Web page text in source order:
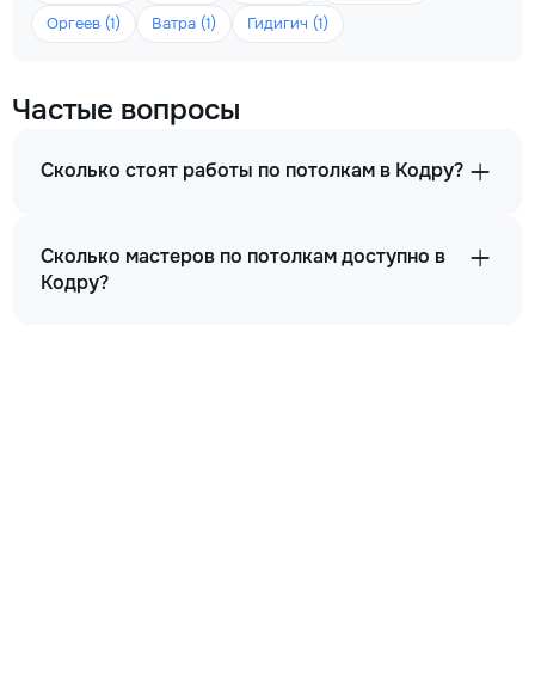
Оргеев (1)
Ватра (1) Гидигич (1)
Частые вопросы
Сколько стоят работы по потолкам в Кодру?
Сколько мастеров по потолкам доступно в
Кодру?